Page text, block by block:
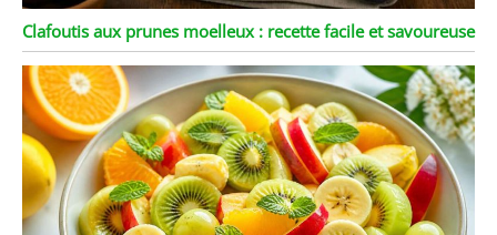
Clafoutis aux prunes moelleux : recette facile et savoureuse